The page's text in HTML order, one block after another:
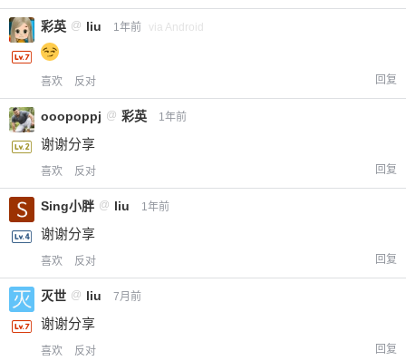
彩英 @ liu 1年前 via Android
喜欢 反对 回复
ooopoppj @ 彩英 1年前
谢谢分享
喜欢 反对 回复
Sing小胖 @ liu 1年前
谢谢分享
喜欢 反对 回复
灭世 @ liu 7月前
谢谢分享
喜欢 反对 回复